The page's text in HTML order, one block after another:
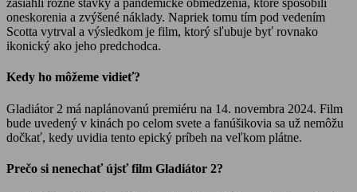
zasiahli rôzne stávky a pandemické obmedzenia, ktoré spôsobili
oneskorenia a zvýšené náklady. Napriek tomu tím pod vedením
Scotta vytrval a výsledkom je film, ktorý sľubuje byť rovnako
ikonický ako jeho predchodca.
Kedy ho môžeme vidieť?
Gladiátor 2 má naplánovanú premiéru na 14. novembra 2024. Film
bude uvedený v kinách po celom svete a fanúšikovia sa už nemôžu
dočkať, kedy uvidia tento epický príbeh na veľkom plátne.
Prečo si nenechať újsť film Gladiátor 2?